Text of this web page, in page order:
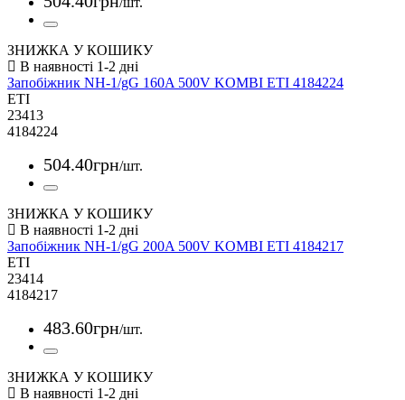
ЗНИЖКА У КОШИКУ
Запобіжник NH-1/gG 160A 500V KOMBI ETI 4184224
ETI
23413
4184224
504.40грн/шт.
ЗНИЖКА У КОШИКУ
Запобіжник NH-1/gG 200A 500V KOMBI ETI 4184217
ETI
23414
4184217
483.60грн/шт.
ЗНИЖКА У КОШИКУ